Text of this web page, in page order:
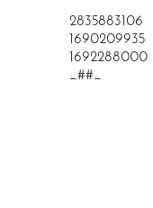
2835883106
1690209935
1692288000
_##_